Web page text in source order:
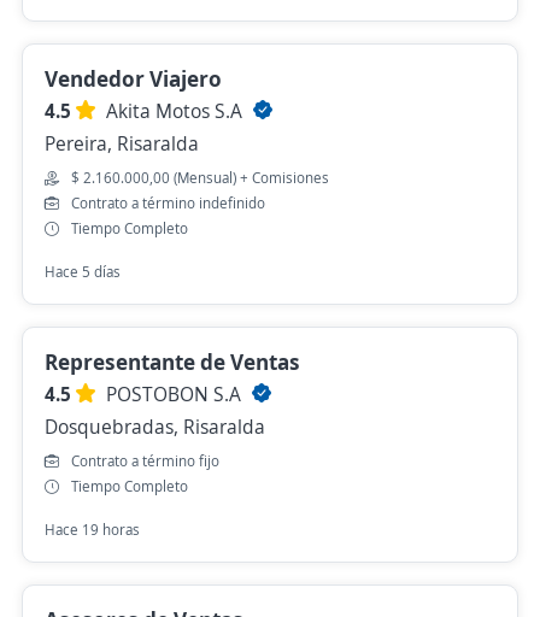
Vendedor Viajero
4.5
Akita Motos S.A
Pereira, Risaralda
$ 2.160.000,00 (Mensual) + Comisiones
Contrato a término indefinido
Tiempo Completo
Hace 5 días
Representante de Ventas
4.5
POSTOBON S.A
Dosquebradas, Risaralda
Contrato a término fijo
Tiempo Completo
Hace 19 horas